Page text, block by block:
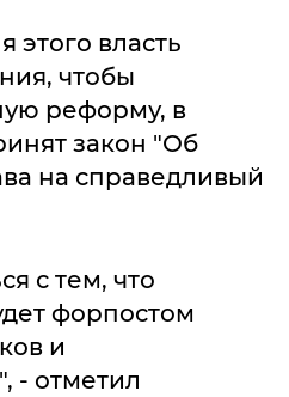
этого власть
чтобы
реформу, в
закон "Об
на справедливый
с тем, что
форпостом
и
- отметил